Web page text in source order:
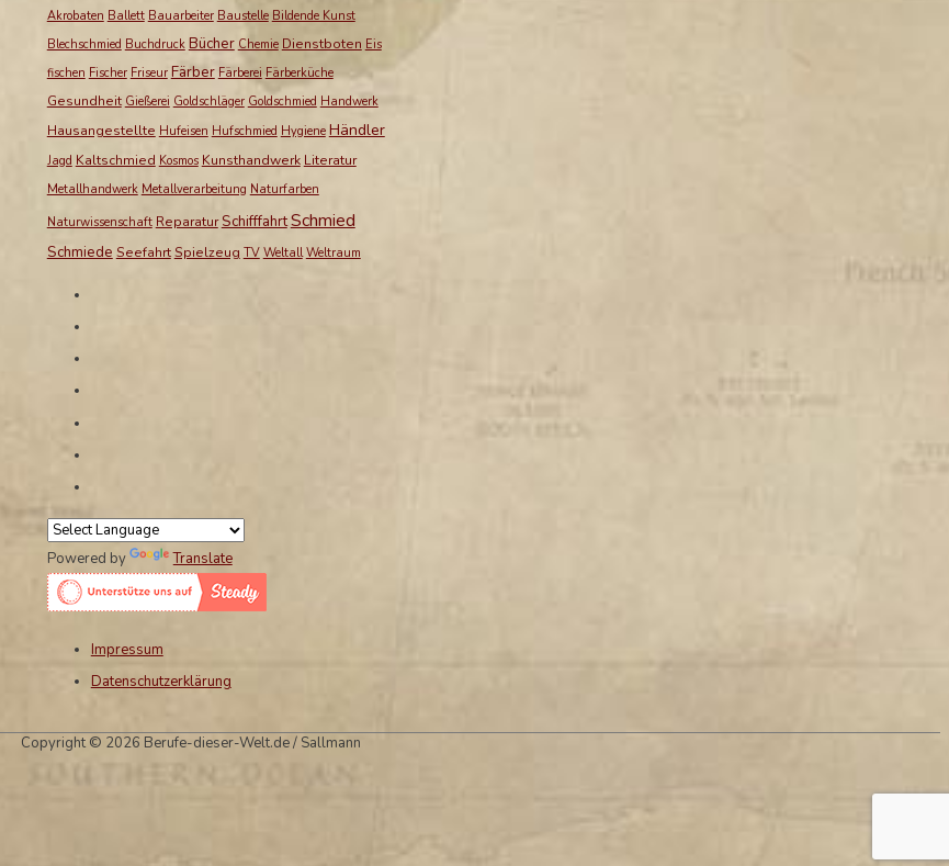
Akrobaten Ballett Bauarbeiter Baustelle Bildende Kunst
Blechschmied Buchdruck Bücher Chemie Dienstboten Eis
fischen Fischer Friseur Färber Färberei Färberküche
Gesundheit Gießerei Goldschläger Goldschmied Handwerk
Hausangestellte Hufeisen Hufschmied Hygiene Händler
Jagd Kaltschmied Kosmos Kunsthandwerk Literatur
Metallhandwerk Metallverarbeitung Naturfarben
Naturwissenschaft Reparatur SchifffahrtSchmied
Schmiede Seefahrt Spielzeug TV Weltall Weltraum
Powered by Translate
Impressum
Datenschutzerklärung
Copyright © 2026 Berufe-dieser-Welt.de / Sallmann